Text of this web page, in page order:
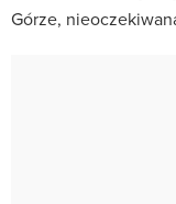
Górze,